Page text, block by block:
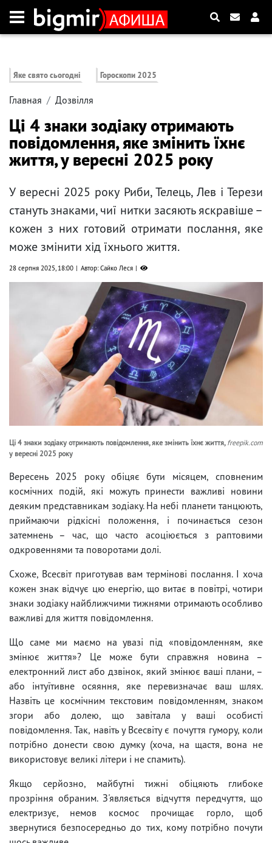
Яке свято сьогодні Гороскопи 2025
Главная Дозвілля
Ці 4 знаки зодіаку отримають
повідомлення, яке змінить їхнє
життя, у вересні 2025 року
У вересні 2025 року Риби, Телець, Лев і Терези
стануть знаками, чиї нитки засяють яскравіше –
кожен з них готовий отримати послання, яке
може змінити хід їхнього життя.
28 серпня 2025, 18:00 Автор: Сайко Леся
Ці 4 знаки зодіаку отримають повідомлення, яке змінить їхнє життя,
у вересні 2025 року
freepik.com
Вересень 2025 року обіцяє бути місяцем, сповненим
космічних подій, які можуть принести важливі новини
деяким представникам зодіаку. На небі планети танцюють,
приймаючи рідкісні положення, і починається сезон
затемнень – час, що часто асоціюється з раптовими
одкровеннями та поворотами долі.
Схоже, Всесвіт приготував вам термінові послання. І хоча
кожен знак відчує цю енергію, що витає в повітрі, чотири
знаки зодіаку найближчими тижнями отримають особливо
важливі для життя повідомлення.
Що саме ми маємо на увазі під «повідомленням, яке
змінює життя»? Це може бути справжня новина –
електронний лист або дзвінок, який змінює ваші плани, –
або інтуїтивне осяяння, яке перевизначає ваш шлях.
Назвіть це космічним текстовим повідомленням, знаком
згори або долею, що завітала у ваші особисті
повідомлення. Так, навіть у Всесвіту є почуття гумору, коли
потрібно донести свою думку (хоча, на щастя, вона не
використовує великі літери і не спамить).
Якщо серйозно, майбутні тижні обіцяють глибоке
прозріння обраним. З'являється відчуття передчуття, що
електризує, немов космос прочищає горло, щоб
звернутися безпосередньо до тих, кому потрібно почути